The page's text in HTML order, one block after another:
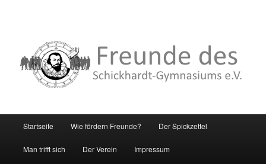
Zum
primären
Zum
sekundären
Startseite Wie fördern Freunde? Der Spickzettel
Man trifft sich Der Verein Impressum